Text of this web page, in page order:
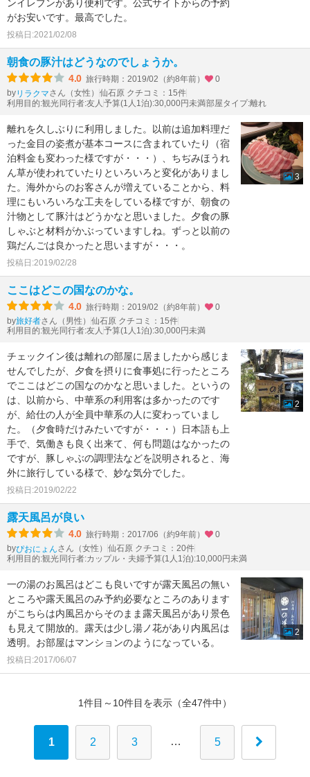
ンイレブンがあり便利です。公式サイトからの予約
がお安いです。最高でした。
投稿日:2021/02/08
朝食の豚汁はどうなのでしょうか。
4.0 旅行時期：2019/02（約8年前）
0
byリラクマさん（女性） 仙石原 クチコミ：15件
利用目的:観光同行者:友人 予算(1人1泊):30,000円未満部屋タイプ:離れ
離れを久しぶりに利用しました。以前は追加料理だ
った金目の姿煮が基本コースに含まれていたり（宿
泊料金も変わった様ですが・・・）、ちぢみほうれ
ん草が使われていたりといろいろと変化がありまし
た。海外からのお客さんが増えていることから、料
理にもいろいろな工夫をしている様ですが、朝食の
汁物として豚汁はどうかなと思いました。夕食の豚
しゃぶと材料がかぶっていますしね。ずっと以前の
鶏だんごは良かったと思いますが・・・。
投稿日:2019/02/28
3
ここはどこの国なのかな。
4.0 旅行時期：2019/02（約8年前）
0
by旅好者さん（男性） 仙石原 クチコミ：15件
利用目的:観光 同行者:友人 予算(1人1泊):30,000円未満
チェックイン後は離れの部屋に居ましたから感じま
せんでしたが、夕食を摂りに食事処に行ったところ
でここはどこの国なのかなと思いました。というの
は、以前から、中華系の利用客は多かったのです
が、給仕の人が全員中華系の人に変わっていまし
た。（夕食時だけみたいですが・・・）日本語も上
手で、気働きも良く出来て、何も問題はなかったの
ですが、豚しゃぶの調理法などを説明されると、海
外に旅行している様で、妙な気分でした。
投稿日:2019/02/22
2
露天風呂が良い
4.0 旅行時期：2017/06（約9年前）
0
byぴおにょんさん（女性） 仙石原 クチコミ：20件
利用目的:観光同行者:カップル・夫婦予算(1人1泊):10,000円未満
一の湯のお風呂はどこも良いですが露天風呂の無い
ところや露天風呂のみ予約必要なところのあります
がこちらは内風呂からそのまま露天風呂があり景色
も見えて開放的。露天は少し湯ノ花があり内風呂は
透明。お部屋はマンションのようになっている。
投稿日:2017/06/07
2
1件目～10件目を表示（全47件中）
1 2 3 … 5